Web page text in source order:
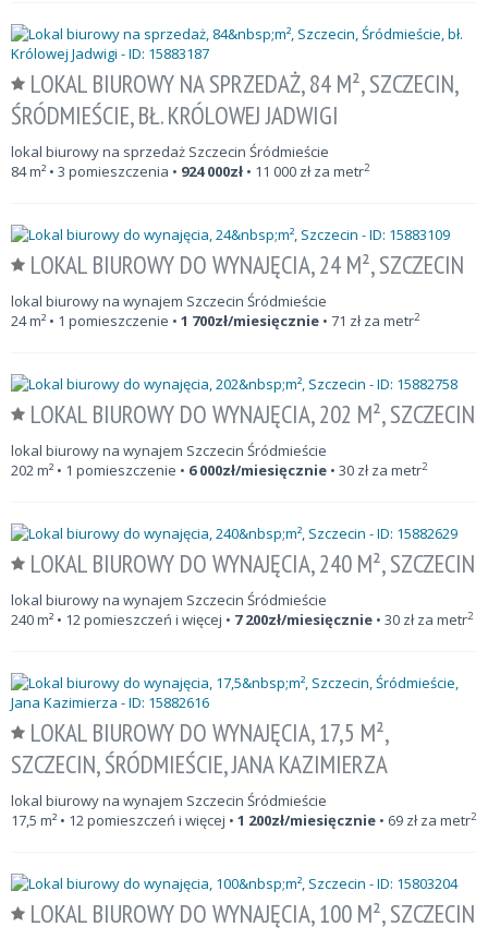
LOKAL BIUROWY NA SPRZEDAŻ, 84 M², SZCZECIN,
ŚRÓDMIEŚCIE, BŁ. KRÓLOWEJ JADWIGI
lokal biurowy na sprzedaż Szczecin Śródmieście
84m² • 3 pomieszczenia • 924 000zł • 11 000 zł za metr2
LOKAL BIUROWY DO WYNAJĘCIA, 24 M², SZCZECIN
lokal biurowy na wynajem Szczecin Śródmieście
24m² • 1 pomieszczenie • 1 700zł/miesięcznie • 71 zł za metr2
LOKAL BIUROWY DO WYNAJĘCIA, 202 M², SZCZECIN
lokal biurowy na wynajem Szczecin Śródmieście
202m² • 1 pomieszczenie • 6 000zł/miesięcznie • 30 zł za metr2
LOKAL BIUROWY DO WYNAJĘCIA, 240 M², SZCZECIN
lokal biurowy na wynajem Szczecin Śródmieście
240m² • 12 pomieszczeń i więcej • 7 200zł/miesięcznie • 30 zł za metr2
LOKAL BIUROWY DO WYNAJĘCIA, 17,5 M²,
SZCZECIN, ŚRÓDMIEŚCIE, JANA KAZIMIERZA
lokal biurowy na wynajem Szczecin Śródmieście
17,5 m² • 12 pomieszczeń i więcej • 1 200zł/miesięcznie • 69 zł za metr2
LOKAL BIUROWY DO WYNAJĘCIA, 100 M², SZCZECIN